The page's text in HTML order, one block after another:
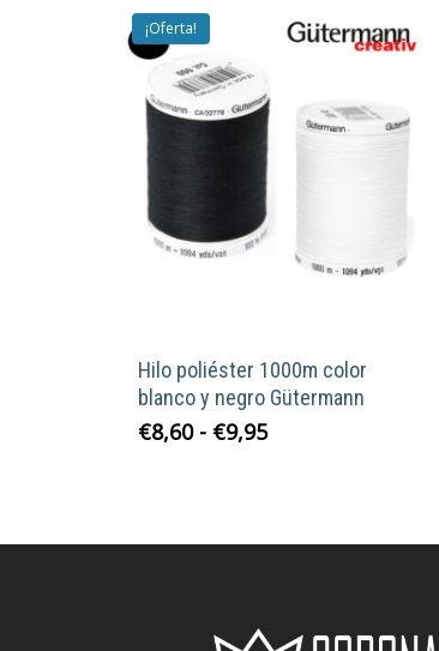
€2,65.
€2,10.
¡Oferta!
Hilo poliéster 1000m color
blanco y negro Gütermann
€8,60 - €9,95Rango
variantes.
se